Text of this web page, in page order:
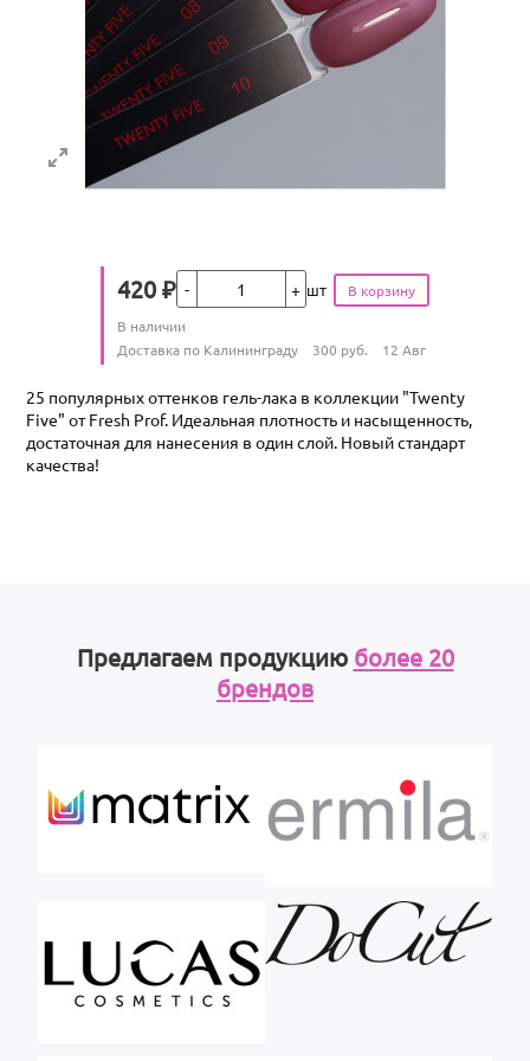
Цена
420 ₽Кол-во шт
Количество
В наличии
Условия доставки
Доставка по Калининграду 300 руб. 12 Авг
25 популярных оттенков гель-лака в коллекции "Twenty
Five" от Fresh Prof. Идеальная плотность и насыщенность,
достаточная для нанесения в один слой. Новый стандарт
качества!
Предлагаем продукцию более 20
брендов